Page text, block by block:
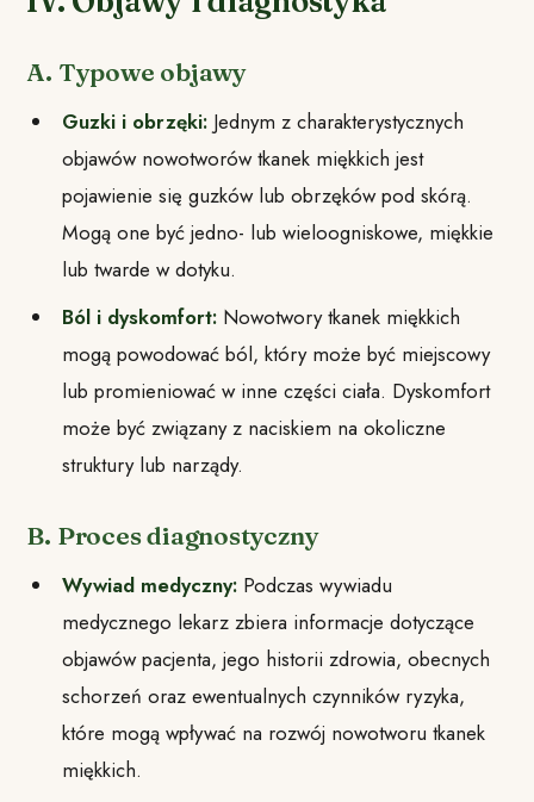
A. Typowe objawy
Guzki i obrzęki: Jednym z charakterystycznych
objawów nowotworów tkanek miękkich jest
pojawienie się guzków lub obrzęków pod skórą.
Mogą one być jedno- lub wieloogniskowe, miękkie
lub twarde w dotyku.
Ból i dyskomfort: Nowotwory tkanek miękkich
mogą powodować ból, który może być miejscowy
lub promieniować w inne części ciała. Dyskomfort
może być związany z naciskiem na okoliczne
struktury lub narządy.
B. Proces diagnostyczny
Wywiad medyczny: Podczas wywiadu
medycznego lekarz zbiera informacje dotyczące
objawów pacjenta, jego historii zdrowia, obecnych
schorzeń oraz ewentualnych czynników ryzyka,
które mogą wpływać na rozwój nowotworu tkanek
miękkich.